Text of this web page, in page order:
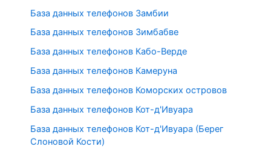
База данных телефонов Замбии
База данных телефонов Зимбабве
База данных телефонов Кабо-Верде
База данных телефонов Камеруна
База данных телефонов Коморских островов
База данных телефонов Кот-д'Ивуара
База данных телефонов Кот-д'Ивуара (Берег
Слоновой Кости)